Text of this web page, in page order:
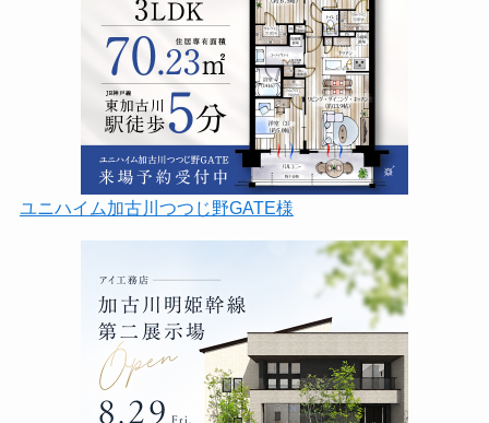
ユニハイム加古川つつじ野GATE様